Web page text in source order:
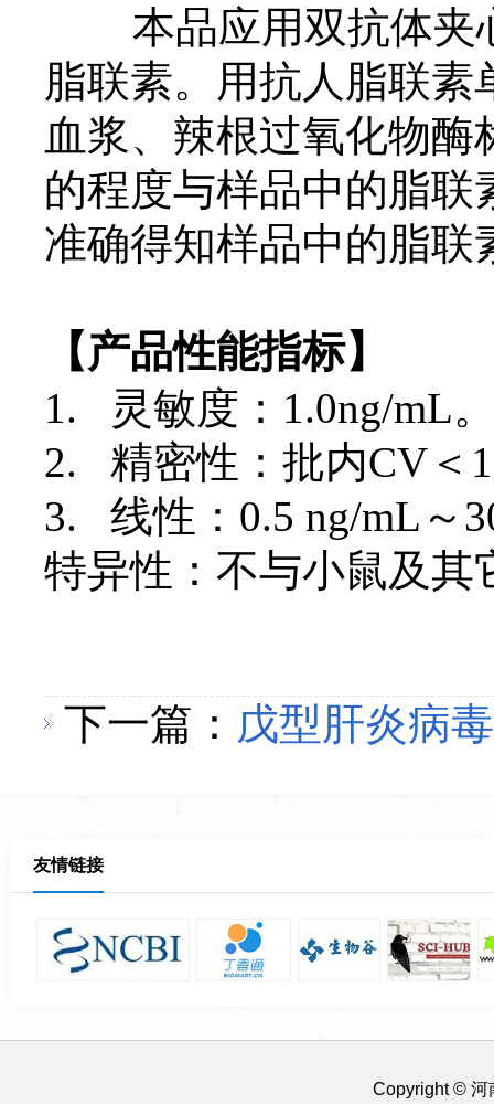
本品应用双抗体夹
脂联素。用抗人脂联
血浆、辣根过氧化物
的程度与样品中的脂
准确得知样品中的脂联
【产品性能指标】
1. 灵敏度：1.0ng/mL
2. 精密性：批内CV＜
3. 线性：0.5 ng/mL～
特异性：不与小鼠及其
下一篇： 戊型肝炎病
友情链接
Copyright © 河